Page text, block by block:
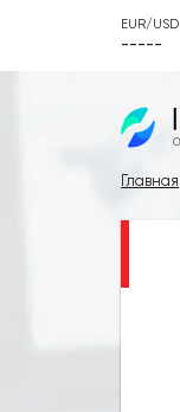
EUR/USD
-----
Главная